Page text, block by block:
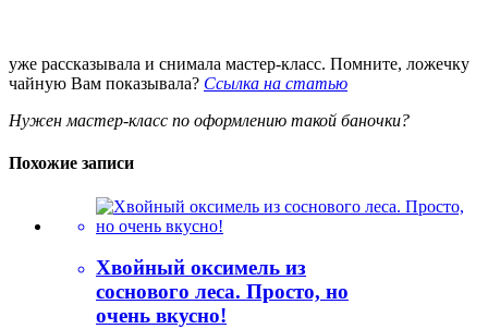
уже рассказывала и снимала мастер-класс. Помните, ложечку
чайную Вам показывала? Ссылка на статью
Нужен мастер-класс по оформлению такой баночки?
Похожие записи
Хвойный оксимель из
соснового леса. Просто, но
очень вкусно!